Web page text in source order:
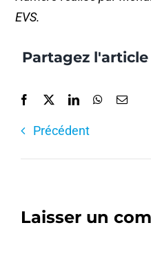
EVS.
Partagez
Précédent
Laisser un